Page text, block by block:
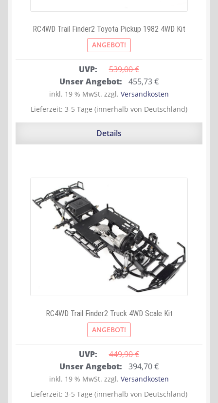
RC4WD Trail Finder2 Toyota Pickup 1982 4WD Kit
ANGEBOT!
UVP: 539,00 €
Ursprünglicher
Preis
war:
Unser Angebot: 455,73€Aktueller
Preis
ist:
inkl. 19 % MwSt. zzgl. Versandkosten
Lieferzeit: 3-5 Tage (innerhalb von Deutschland)
Details
RC4WD Trail Finder2 Truck 4WD Scale Kit
ANGEBOT!
UVP: 449,90 €
Ursprünglicher
Preis
war:
Unser Angebot: 394,70€Aktueller
Preis
ist:
inkl. 19 % MwSt. zzgl. Versandkosten
Lieferzeit: 3-5 Tage (innerhalb von Deutschland)